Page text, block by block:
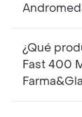
¿Qué
Fast 400